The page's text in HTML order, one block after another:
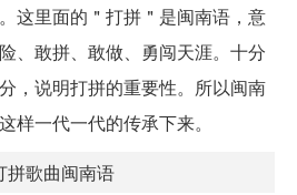
这里面的＂打拼＂是闽南语，意
、敢拼、敢做、勇闯天涯。十分
，说明打拼的重要性。所以闽南
样一代一代的传承下来。
拼歌曲闽南语